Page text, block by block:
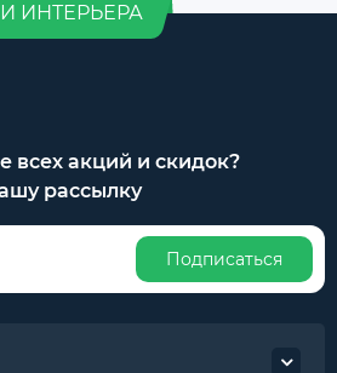
ИНТЕРЬЕРА
всех акций и скидок?
рассылку
Подписаться